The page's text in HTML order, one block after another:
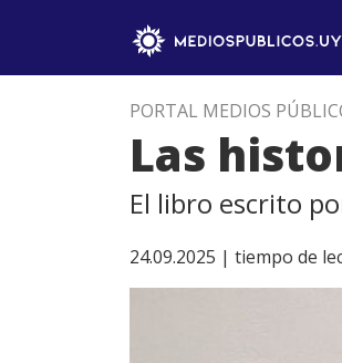
PORTAL MEDIOS
Las
El libro escrito
24.09.2025 | tiempo de